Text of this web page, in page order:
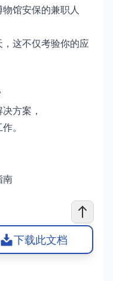
馆安保的兼职人
这不仅考验你的应
方案，
。
南
下载此文档